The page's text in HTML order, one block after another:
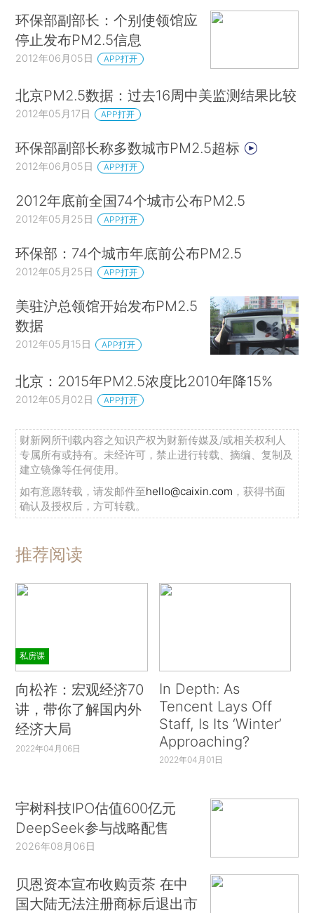
环保部副部长：个别使领馆应
停止发布PM2.5信息
2012年06月05日 APP打开
北京PM2.5数据：过去16周中美监测结果比较
2012年05月17日 APP打开
环保部副部长称多数城市PM2.5超标
2012年06月05日 APP打开
2012年底前全国74个城市公布PM2.5
2012年05月25日 APP打开
环保部：74个城市年底前公布PM2.5
2012年05月25日 APP打开
美驻沪总领馆开始发布PM2.5
数据
2012年05月15日 APP打开
北京：2015年PM2.5浓度比2010年降15%
2012年05月02日 APP打开
财新网所刊载内容之知识产权为财新传媒及/或相关权利人
专属所有或持有。未经许可，禁止进行转载、摘编、复制及
建立镜像等任何使用。
如有意愿转载，请发邮件至hello@caixin.com ，获得书面
确认及授权后，方可转载。
推荐阅读
私房课
向松祚：宏观经济70
讲，带你了解国内外
经济大局
2022年04月06日
In Depth: As
Tencent Lays Off
Staff, Is Its ‘Winter’
Approaching?
2022年04月01日
宇树科技IPO估值600亿元
DeepSeek参与战略配售
2026年08月06日
贝恩资本宣布收购贡茶 在中
国大陆无法注册商标后退出市